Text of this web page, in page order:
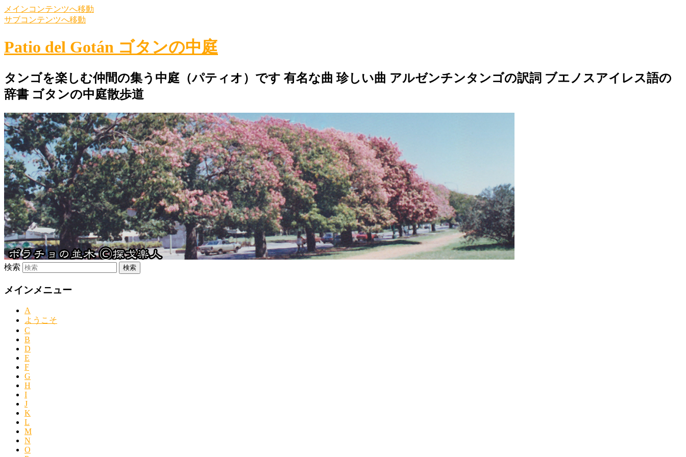
メインコンテンツへ移動
サブコンテンツへ移動
Patio del Gotán ゴタンの中庭
タンゴを楽しむ仲間の集う中庭（パティオ）です 有名な曲 珍しい曲 アルゼンチンタンゴの訳詞 ブエノスアイレス語の
辞書 ゴタンの中庭散歩道
検索
メインメニュー
A
ようこそ
C
B
D
E
F
G
H
I
J
K
L
M
N
O